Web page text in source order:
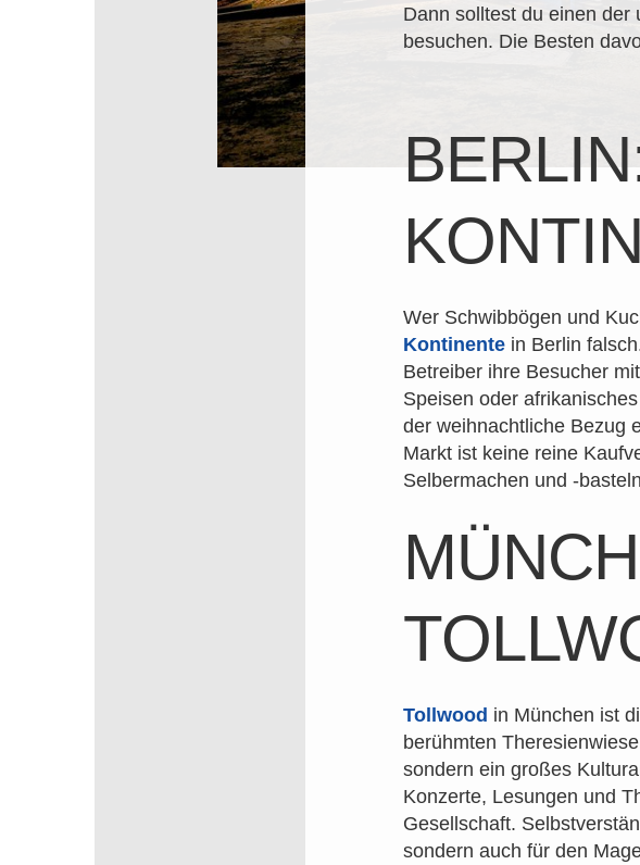
Dann solltest du einen der
besuchen. Die Besten
Wer Schwibbögen und
Kontinentein Berlin
Betreiber ihre Besucher
Speisen oder
der weihnachtliche Bezug
Markt ist keine reine
Selbermachen und -
Tollwood in München ist
berühmten
sondern ein großes
Konzerte, Lesungen und
Gesellschaft.
sondern auch für den